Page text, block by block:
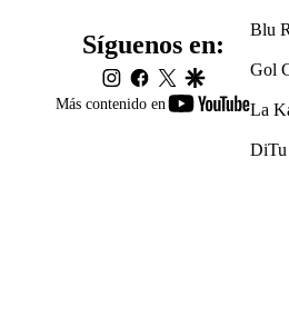
Más contenido en
Síguenos en:
instagram
facebook
twittergoogle
Blu
Gol
La
DiTu